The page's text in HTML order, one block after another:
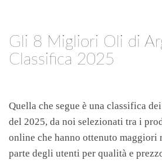
Gli 8 Migliori Oli di
Classifica 2025
Quella che segue è una classifica
del 2025, da noi selezionati tra i
online che hanno ottenuto
parte degli utenti per qualità e